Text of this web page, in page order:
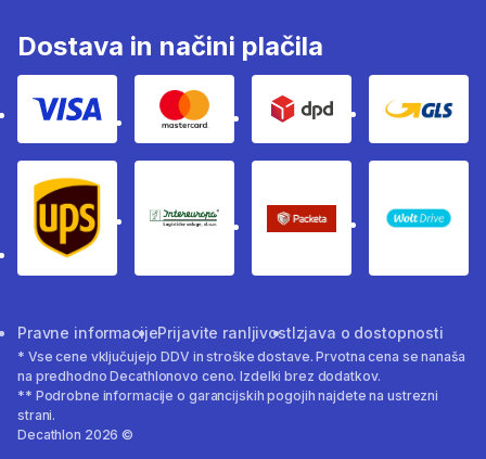
Dostava in načini plačila
Visa Mastercard Dpd Gls
Ups Intereuropa Packeta Sledenje
WOLT
Pravne informacijePrijavite ranljivostIzjava o dostopnosti
* Vse cene vključujejo DDV in stroške dostave. Prvotna cena se nanaša
na predhodno Decathlonovo ceno. Izdelki brez dodatkov.
** Podrobne informacije o garancijskih pogojih najdete na ustrezni
strani.
Decathlon 2026 ©